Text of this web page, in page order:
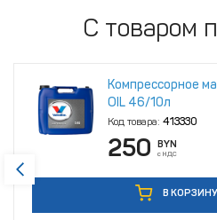
С товаром
Компрессорное
OIL 46/10л
Код товара: 413330
250 BYN
с НДС
В КОРЗИНУ